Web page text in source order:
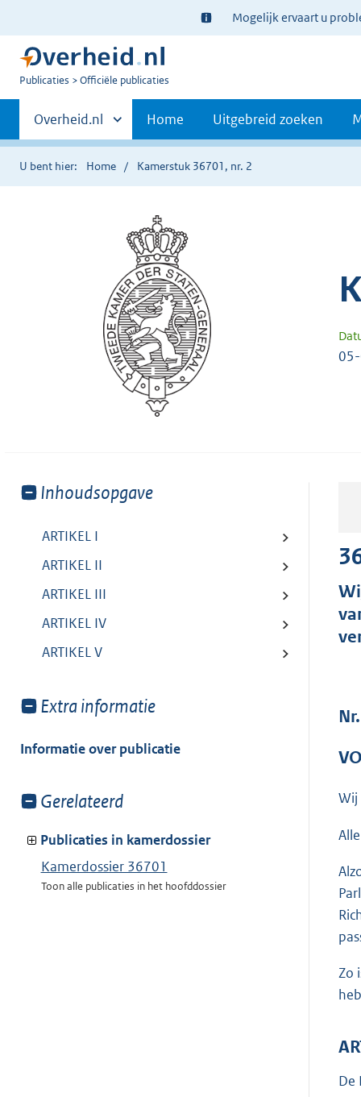
Ter
informatie:
Mogelijk ervaart u
U
Publicaties Officiële publicaties
Primaire
navigatie
Andere
sites
binnen
Overheid.nl Home Uitgebreid zoeken
U bent hier: Home Kamerstuk 36701, nr. 2
Toon
van:
Inhoudsopgave
ARTIKEL I
ARTIKEL II
ARTIKEL III
ARTIKEL IV
ARTIKEL V
Toon
van:
Extra informatie
Informatie over publicatie
Toon
van:
Gerelateerd
Publicaties in kamerdossier
Kamerdossier 36701
Toon alle publicaties in het hoofddossier
Wij
Zo
De